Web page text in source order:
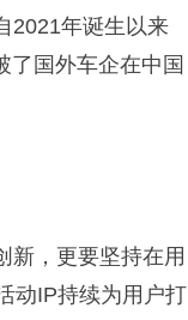
2021年诞生以来
了国外车企在中国
新，更要坚持在用
动IP持续为用户打